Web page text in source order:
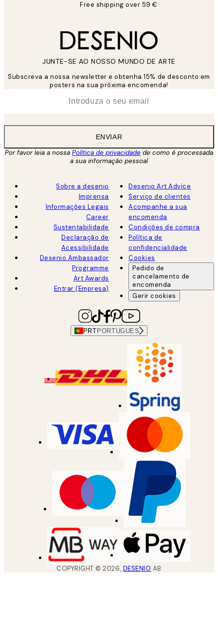
Free shipping over 59 €
JUNTE-SE AO NOSSO MUNDO DE ARTE
Subscreva a nossa newsletter e obtenha 15% de desconto em
posters na sua próxima encomenda!
ENVIAR
Por favor leia a nossa Política de privacidade de como é processada
a sua informação pessoal
Sobre a desenio
Imprensa
Informações Legais
Career
Sustentabilidade
Declaração de
Acessibilidade
Desenio Ambassador
Programme
Art Awards
Entrar (Empresa)
Desenio Art Advice
Serviço de clientes
Acompanhe a sua
encomenda
Condições de compra
Política de
confidencialidade
Cookies
Pedido de
cancelamento de
encomenda
Gerir cookies
PRT PORTUGUES
COPYRIGHT ©2026, DESENIO AB